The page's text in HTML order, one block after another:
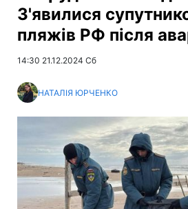
З'явилися
пляжів РФ після
14:30 21.12.2024 Сб
НАТАЛІЯ ЮРЧЕНКО